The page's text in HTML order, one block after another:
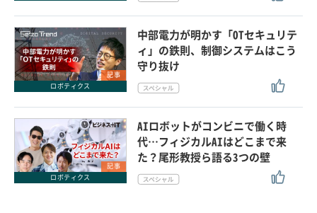
記事
ロボティクス
中部電力が明かす「OTセキュリテ
ィ」の鉄則、制御システムはこう
守り抜け
記事
ロボティクス
AIロボットがコンビニで働く時
代…フィジカルAIはどこまで来
た？尾形教授ら語る3つの壁